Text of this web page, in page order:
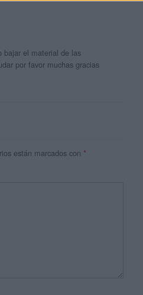
bajar el material de las
por favor muchas gracias
están marcados con *